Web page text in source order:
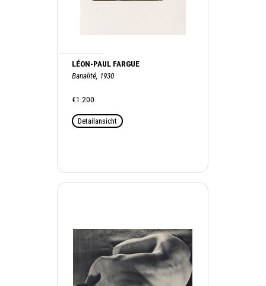
LÉON-PAUL FARGUE
Banalité, 1930
€1.200
Detailansicht